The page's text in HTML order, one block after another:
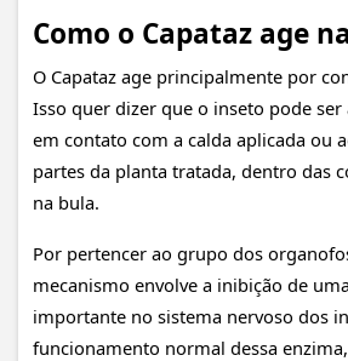
Como o Capataz age
O Capataz age principalmente por
Isso quer dizer que o inseto pode
em contato com a calda aplicada ou
partes da planta tratada, dentro das
na bula.
Por pertencer ao grupo dos
mecanismo envolve a inibição de
importante no sistema nervoso dos
funcionamento normal dessa